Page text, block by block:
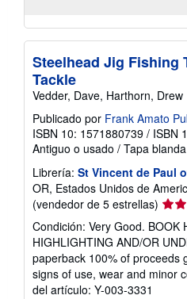
Steelhead Jig Fishing
Tackle
Vedder, Dave, Harthorn, Drew
Publicado por Frank Amato
ISBN 10: 1571880739 / ISBN
Antiguo o usado / Tapa blanda
Librería: St Vincent de Paul
OR, Estados Unidos de
(vendedor de 5 estrellas)
del
5
de
5
Condición: Very Good. BOOK
HIGHLIGHTING AND/OR
paperback 100% of proceeds
signs of use, wear and minor
del artículo: Y-003-3331